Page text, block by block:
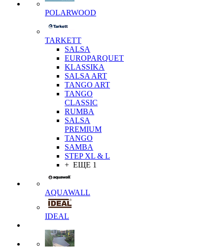
POLARWOOD
TARKETT
SALSA
EUROPARQUET
KLASSIKA
SALSA ART
TANGO ART
TANGO
CLASSIC
RUMBA
SALSA
PREMIUM
TANGO
SAMBA
STEP XL & L
+ ЕЩЕ 1
AQUAWALL
IDEAL